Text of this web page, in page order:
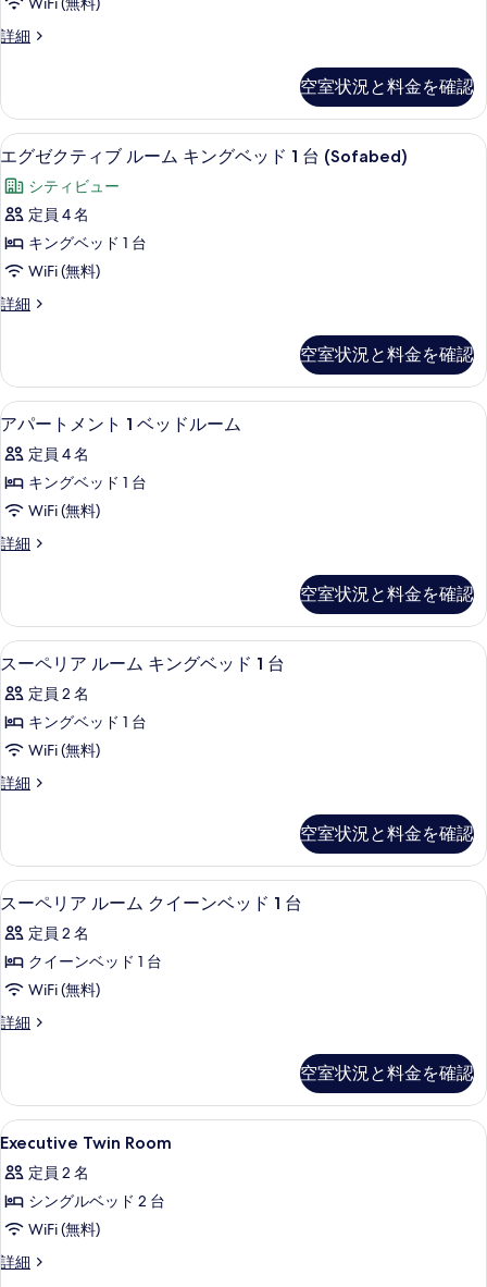
べ
て
真
を
表
示
す
る
グ
ベ
1
台
の
す
べ
て
の
写
を
表
示
す
る
ン
グ
ベ
1
の
詳
細
テ
ィ
ル
ー
ム
シ
ン
グ
ル
ベ
2
台
の
す
べ
て
の
真
を
表
示
す
る
詳細
エ
テ
ィ
ブ
ー
ム
ン
グ
ベ
台
の
詳
細
空室状況と料金を確認
エ
グ
ゼ
ク
テ
ィ
ブ
ー
ム
キ
ン
グ
ベ
ッ
台
(Sofabed)
の
す
べ
て
の
を
表
示
す
る
エグゼクティブ ルーム キングベッ
12
エグゼクティブ ルーム キングベッド 1 台 (Sofabed)
シティビュー
定員 4 名
キングベッド 1 台
WiFi (無料)
詳細
エ
テ
ィ
ブ
ー
ム
ン
グ
ベ
1
(Sofabed)
の
詳
細
空室状況と料金を確認
ア
パ
ー
ト
メ
ン
1
ベ
ッ
ド
ル
ー
ム
べ
て
の
写
真
を
表
す
る
アパートメント 1 ベッドルーム | ミ
7
アパートメント 1 ベッドルーム
定員 4 名
キングベッド 1 台
WiFi (無料)
詳細
ア
メ
ン
ト
ベ
ッ
ル
ー
ム
細
空室状況と料金を確認
ス
ー
ペ
リ
ア
ル
ム
キ
ン
グ
ベ
ッ
ド
の
す
て
の
写
真
ミニバー、セーフティボックス (室内
7
スーペリア ルーム キングベッド 1 台
定員 2 名
キングベッド 1 台
WiFi (無料)
詳細
ス
ア
ル
ー
キ
ン
ベ
ッ
ド
の
細
空室状況と料金を確認
ス
ー
ペ
リ
ア
ル
ム
ク
イ
ー
ン
ベ
ッ
スーペリア ルーム クイーンベッド 1
9
スーペリア ルーム クイーンベッド 1 台
定員 2 名
クイーンベッド 1 台
WiFi (無料)
詳細
ス
ア
ル
ー
ク
イ
ン
ベ
ッ
空室状況と料金を確認
Executive
Twin
Room
の
す
べ
バスルーム | シャワー付き浴槽、デ
1
Executive Twin Room
定員 2 名
シングルベッド 2 台
WiFi (無料)
詳細
Executive